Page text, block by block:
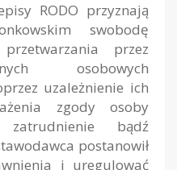
RODO przyznają
swobodę
przez
osobowych
uzależnienie ich
zgody osoby
bądź
postanowił
i uregulować